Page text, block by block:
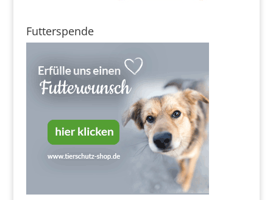
Futterspende